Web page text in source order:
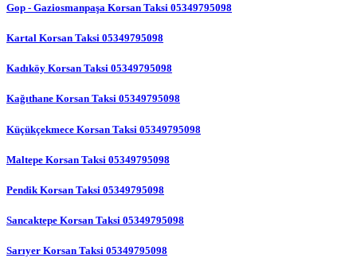
Gop - Gaziosmanpaşa Korsan Taksi 05349795098
Kartal Korsan Taksi 05349795098
Kadıköy Korsan Taksi 05349795098
Kağıthane Korsan Taksi 05349795098
Küçükçekmece Korsan Taksi 05349795098
Maltepe Korsan Taksi 05349795098
Pendik Korsan Taksi 05349795098
Sancaktepe Korsan Taksi 05349795098
Sarıyer Korsan Taksi 05349795098